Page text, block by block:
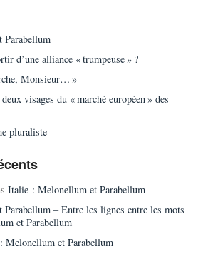
d’une alliance « trumpeuse » ?
Monsieur… »
visages du « marché européen » des
pluraliste
Italie : Melonellum et Parabellum
– Entre les lignes entre les mots
et Parabellum
Melonellum et Parabellum